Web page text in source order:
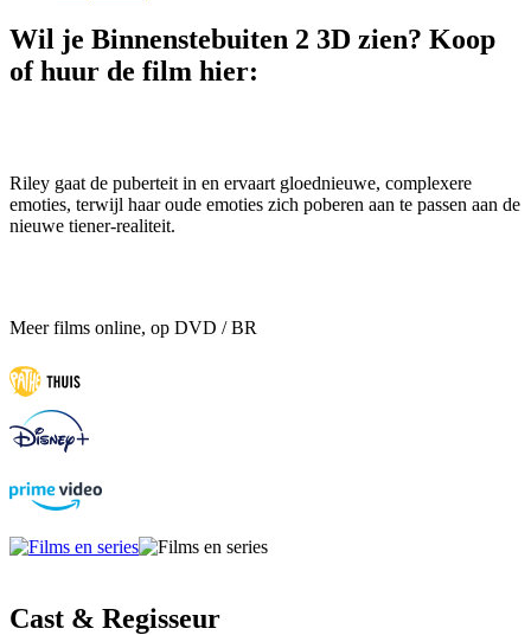
Wil je Binnenstebuiten 2 3D zien? Koop
of huur de film hier:
Riley gaat de puberteit in en ervaart gloednieuwe, complexere
emoties, terwijl haar oude emoties zich poberen aan te passen aan de
nieuwe tiener-realiteit.
Meer films online, op DVD / BR
Cast & Regisseur